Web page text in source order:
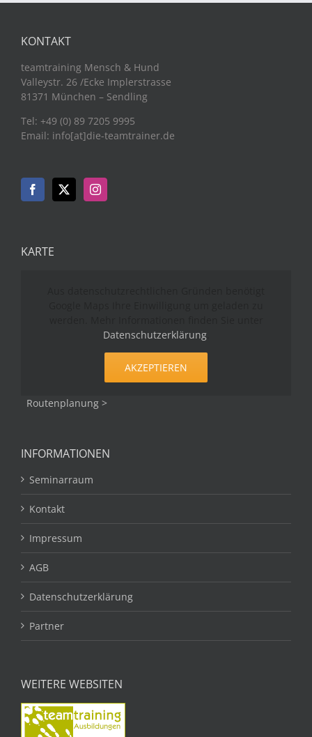
KONTAKT
teamtraining Mensch & Hund
Valleystr. 26 /Ecke Implerstrasse
81371 München – Sendling
Tel: +49 (0) 89 7205 9995
Email: info[at]die-teamtrainer.de
KARTE
Datenschutzerklärung.
AKZEPTIEREN
Routenplanung >
INFORMATIONEN
Seminarraum
Kontakt
Impressum
AGB
Datenschutzerklärung
Partner
WEITERE WEBSITEN